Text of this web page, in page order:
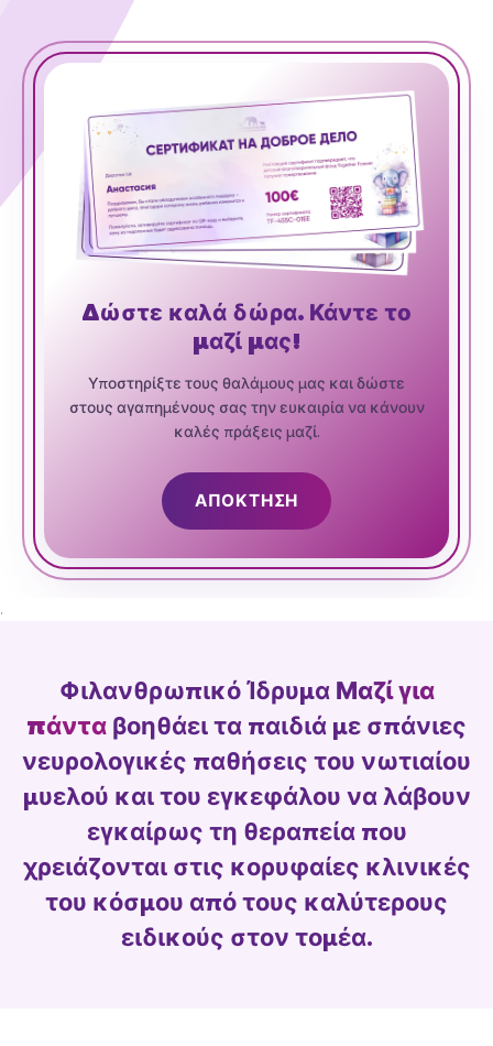
Δώστε καλά δώρα. Κάντε το
μαζί μας!
Υποστηρίξτε τους θαλάμους μας και δώστε
στους αγαπημένους σας την ευκαιρία να κάνουν
καλές πράξεις μαζί.
ΑΠΌΚΤΗΣΗ
.
Φιλανθρωπικό Ίδρυμα Μαζί για
πάντα βοηθάει τα παιδιά με σπάνιες
νευρολογικές παθήσεις του νωτιαίου
μυελού και του εγκεφάλου να λάβουν
εγκαίρως τη θεραπεία που
χρειάζονται στις κορυφαίες κλινικές
του κόσμου από τους καλύτερους
ειδικούς στον τομέα.